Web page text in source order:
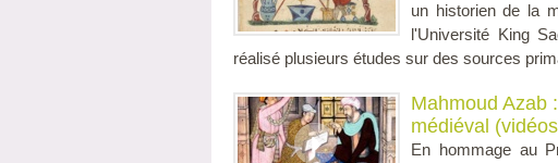
un historien de la
l'Université King
réalisé plusieurs études sur des sources
Mahmoud Azab
médiéval
En hommage au